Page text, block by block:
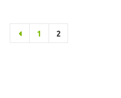
Stronicowanie
Page
1 Page
2